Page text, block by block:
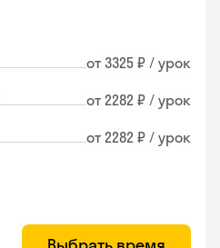
от 3325 ₽ / урок
от 2282 ₽ / урок
от 2282 ₽ / урок